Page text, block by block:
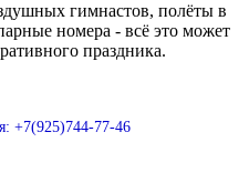
гимнастов, полёты в
номера - всё это может
праздника.
+7(925)744-77-46